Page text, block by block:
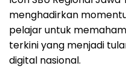
menghadirkan
pelajar untuk
terkini yang menjadi
digital nasional.